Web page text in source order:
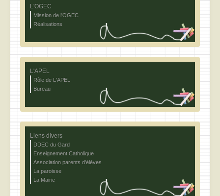
L'OGEC
Mission de l'OGEC
Réalisations
L'APEL
Rôle de L'APEL
Bureau
Liens divers
DDEC du Gard
Enseignement Catholique
Association parents d'élèves
La paroisse
La Mairie